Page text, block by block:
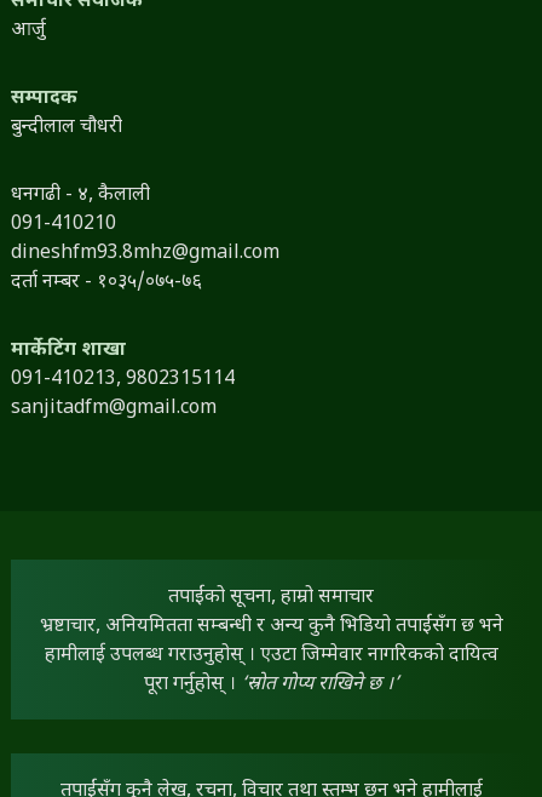
आर्जु
सम्पादक
बुन्दीलाल चौधरी
धनगढी - ४, कैलाली
091-410210
dineshfm93.8mhz@gmail.com
दर्ता नम्बर - १०३५/०७५-७६
मार्केटिंग शाखा
091-410213, 9802315114
sanjitadfm@gmail.com
तपाईंको सूचना, हाम्रो समाचार
भ्रष्टाचार, अनियमितता सम्बन्धी र अन्य कुनै भिडियो तपाईंसँग छ भने
हामीलाई उपलब्ध गराउनुहोस् । एउटा जिम्मेवार नागरिकको दायित्व
पूरा गर्नुहोस् । ‘स्रोत गोप्य राखिने छ ।’
तपाईंसँग कुनै लेख, रचना, विचार तथा स्तम्भ छन् भने हामीलाई